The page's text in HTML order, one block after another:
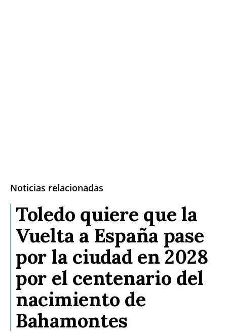
Noticias relacionadas
Toledo quiere que la
Vuelta a España pase
por la ciudad en 2028
por el centenario del
nacimiento de
Bahamontes